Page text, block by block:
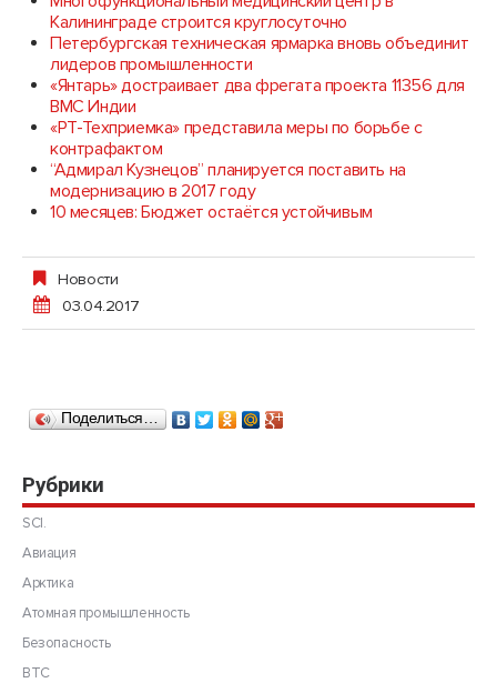
Калининграде строится круглосуточно
Петербургская техническая ярмарка вновь объединит
лидеров промышленности
«Янтарь» достраивает два фрегата проекта 11356 для
ВМС Индии
«РТ-Техприемка» представила меры по борьбе с
контрафактом
“Адмирал Кузнецов” планируется поставить на
модернизацию в 2017 году
10 месяцев: Бюджет остаётся устойчивым
Новости
03.04.2017
Поделиться…
Рубрики
SCI.
Авиация
Арктика
Атомная промышленность
Безопасность
ВТС